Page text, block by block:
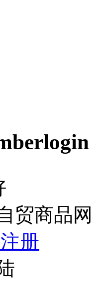
login
贸商品网
册